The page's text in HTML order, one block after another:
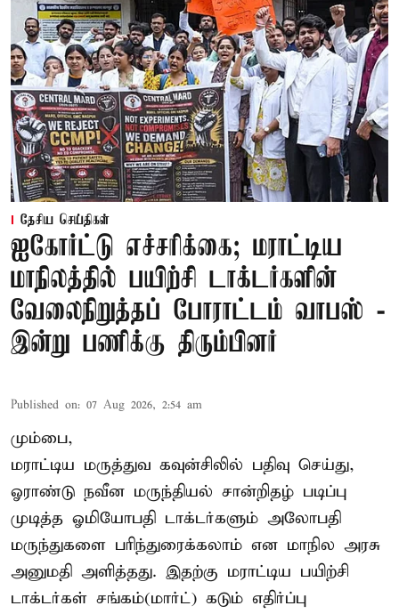
தேசிய செய்திகள்
ஐகோர்ட்டு எச்சரிக்கை; மராட்டிய
மாநிலத்தில் பயிற்சி டாக்டர்களின்
வேலைநிறுத்தப் போராட்டம் வாபஸ் -
இன்று பணிக்கு திரும்பினர்
Published on: 07 Aug 2026, 2:54 am
மும்பை,
மராட்டிய மருத்துவ கவுன்சிலில் பதிவு செய்து,
ஓராண்டு நவீன மருந்தியல் சான்றிதழ் படிப்பு
முடித்த ஓமியோபதி டாக்டர்களும் அலோபதி
மருந்துகளை பரிந்துரைக்கலாம் என மாநில அரசு
அனுமதி அளித்தது. இதற்கு மராட்டிய பயிற்சி
டாக்டர்கள் சங்கம்(மார்ட்) கடும் எதிர்ப்பு